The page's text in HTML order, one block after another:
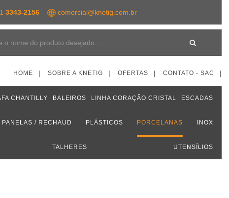
3343-2156 comercial@knetig.com.br
HOME SOBRE A KNETIG OFERTAS CONTATO - SAC
CHANTILLY BALEIROS LINHA CORAÇÃO CRISTAL ESCADAS
PANELAS / RECHAUD PLÁSTICOS PORCELANAS INOX
TALHERES UTENSÍLIOS